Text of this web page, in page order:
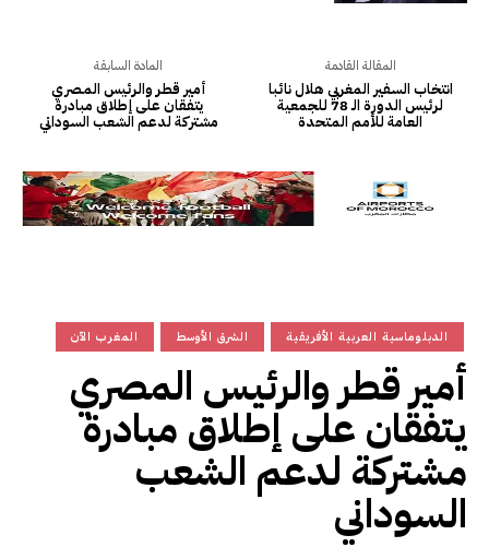
المادة السابقة
أمير قطر والرئيس المصري
يتفقان على إطلاق مبادرة
مشتركة لدعم الشعب السوداني
المقالة القادمة
انتخاب السفير المغربي هلال نائبا
لرئيس الدورة الـ 78 للجمعية
العامة للأمم المتحدة